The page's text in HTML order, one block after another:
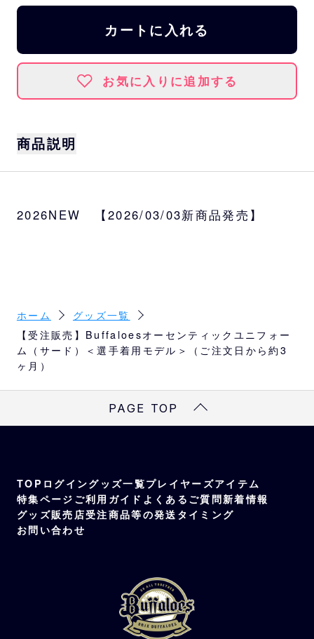
カートに入れる
お気に入りに追加する
商品説明
材・工場・仕様・工程で一着ずつお作りしま
ズンを戦いましょう。特別仕様の一着はオリ
ジナル化粧箱に入れてお届けします。
※ご注文頂けるのは支配下契約の選手のみとな
お答えできません。
サイズ
選手着用サイズ
ポリエステル100％
2026NEW 【2026/03/03新商品発売】
ホーム
グッズ一覧
【受注販売】Buffaloesオーセンティックユニフォー
ム（サード）＜選手着用モデル＞（ご注文日から約3
ヶ月）
PAGE TOP
TOP ログイングッズ一覧プレイヤーズアイテム
特集ページ ご利用ガイド よくあるご質問新着情報
グッズ販売店受注商品等の発送タイミング
お問い合わせ